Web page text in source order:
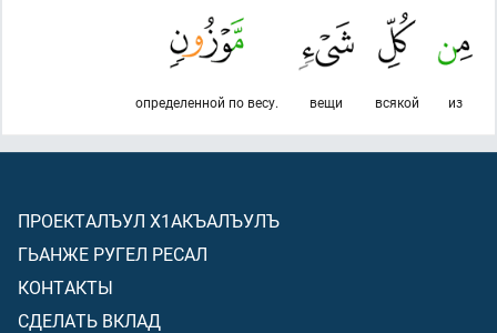
из
всякой
вещи
определенной по весу.
ПРОЕКТАЛЪУЛ Х1АКЪАЛЪУЛЪ
ГЬАНЖЕ РУГЕЛ РЕСАЛ
КОНТАКТЫ
СДЕЛАТЬ ВКЛАД